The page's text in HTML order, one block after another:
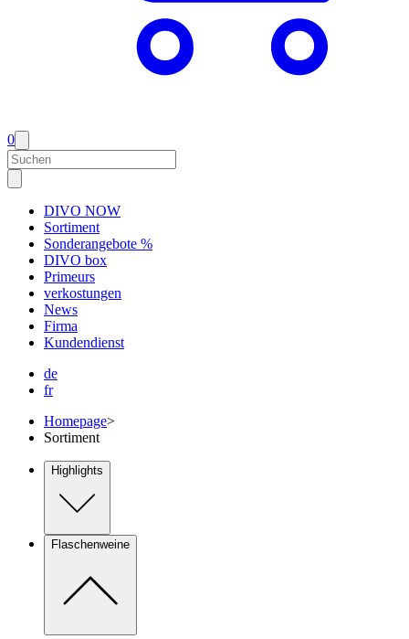
0
DIVO NOW
Sortiment
Sonderangebote %
DIVO box
Primeurs
verkostungen
News
Firma
Kundendienst
de
fr
Homepage>
Sortiment
Highlights
Flaschenweine